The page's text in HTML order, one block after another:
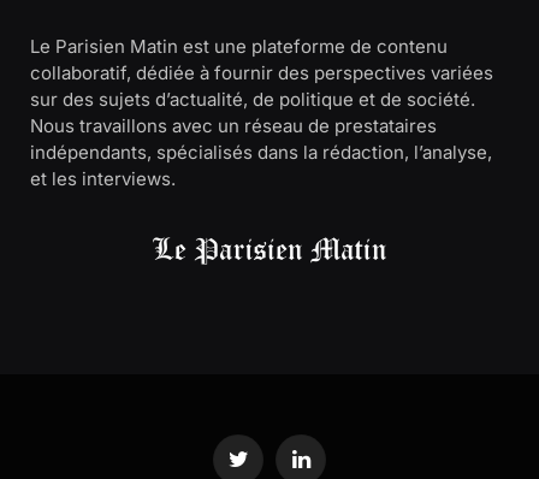
Le Parisien Matin est une plateforme de contenu
collaboratif, dédiée à fournir des perspectives variées
sur des sujets d’actualité, de politique et de société.
Nous travaillons avec un réseau de prestataires
indépendants, spécialisés dans la rédaction, l’analyse,
et les interviews.
Twitter LinkedIn